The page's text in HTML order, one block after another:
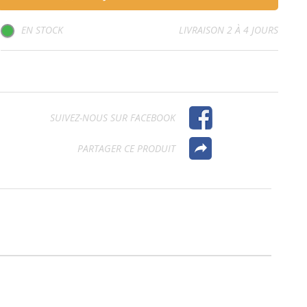
EN STOCK LIVRAISON 2 À 4 JOURS
SUIVEZ-NOUS SUR FACEBOOK
PARTAGER CE PRODUIT